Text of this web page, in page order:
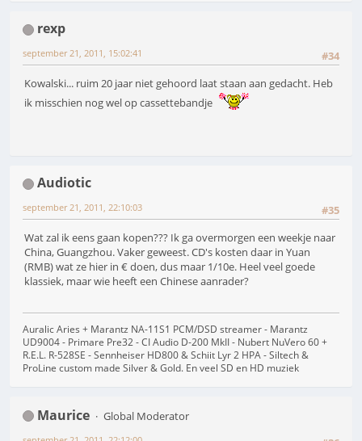
rexp
#34
september 21, 2011, 15:02:41
Kowalski... ruim 20 jaar niet gehoord laat staan aan gedacht. Heb
ik misschien nog wel op cassettebandje
Audiotic
#35
september 21, 2011, 22:10:03
Wat zal ik eens gaan kopen??? Ik ga overmorgen een weekje naar
China, Guangzhou. Vaker geweest. CD's kosten daar in Yuan
(RMB) wat ze hier in € doen, dus maar 1/10e. Heel veel goede
klassiek, maar wie heeft een Chinese aanrader?
Auralic Aries + Marantz NA-11S1 PCM/DSD streamer - Marantz
UD9004 - Primare Pre32 - CI Audio D-200 MkII - Nubert NuVero 60 +
R.E.L. R-528SE - Sennheiser HD800 & Schiit Lyr 2 HPA - Siltech &
ProLine custom made Silver & Gold. En veel SD en HD muziek
Maurice
Global Moderator